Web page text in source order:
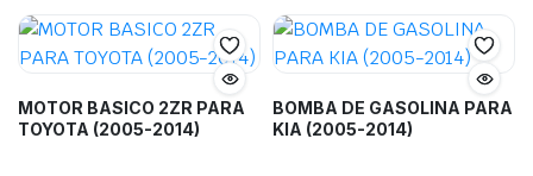
MOTOR BASICO 2ZR PARA
TOYOTA (2005-2014)
BOMBA DE GASOLINA PARA
KIA (2005-2014)